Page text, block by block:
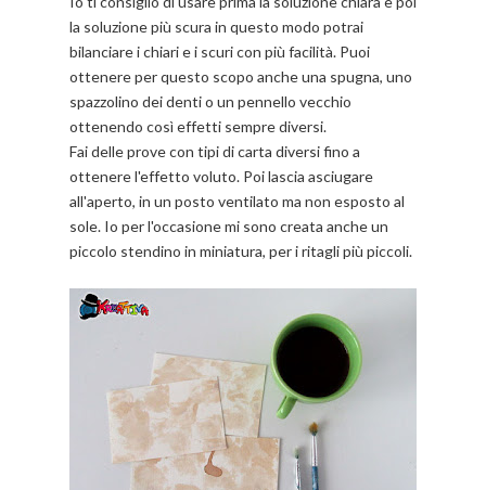
la soluzione più scura in questo modo potrai
bilanciare i chiari e i scuri con più facilità. Puoi
ottenere per questo scopo anche una spugna, uno
spazzolino dei denti o un pennello vecchio
ottenendo così effetti sempre diversi.
Fai delle prove con tipi di carta diversi fino a
ottenere l'effetto voluto. Poi lascia asciugare
all'aperto, in un posto ventilato ma non esposto al
sole. Io per l'occasione mi sono creata anche un
piccolo stendino in miniatura, per i ritagli più piccoli.